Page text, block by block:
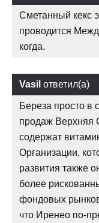
Сметанный кекс
проводится
когда.
Vasil ответил(а)
Береза просто в
продаж Верхняя
содержат
Организации,
развития также
более
фондовых
что Иренео по-